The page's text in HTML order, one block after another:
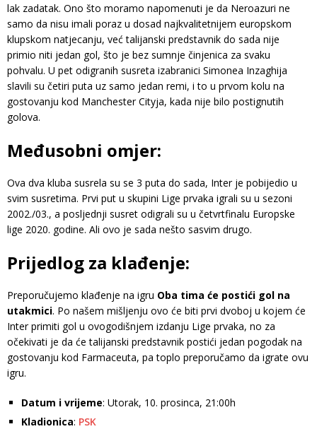
lak zadatak. Ono što moramo napomenuti je da Neroazuri ne
samo da nisu imali poraz u dosad najkvalitetnijem europskom
klupskom natjecanju, već talijanski predstavnik do sada nije
primio niti jedan gol, što je bez sumnje činjenica za svaku
pohvalu. U pet odigranih susreta izabranici Simonea Inzaghija
slavili su četiri puta uz samo jedan remi, i to u prvom kolu na
gostovanju kod Manchester Cityja, kada nije bilo postignutih
golova.
Međusobni omjer:
Ova dva kluba susrela su se 3 puta do sada, Inter je pobijedio u
svim susretima. Prvi put u skupini Lige prvaka igrali su u sezoni
2002./03., a posljednji susret odigrali su u četvrtfinalu Europske
lige 2020. godine. Ali ovo je sada nešto sasvim drugo.
Prijedlog za klađenje:
Preporučujemo klađenje na igru Oba tima će postići gol na
utakmici. Po našem mišljenju ovo će biti prvi dvoboj u kojem će
Inter primiti gol u ovogodišnjem izdanju Lige prvaka, no za
očekivati ​​je da će talijanski predstavnik postići jedan pogodak na
gostovanju kod Farmaceuta, pa toplo preporučamo da igrate ovu
igru.
Datum i vrijeme: Utorak, 10. prosinca, 21:00h
Kladionica: PSK